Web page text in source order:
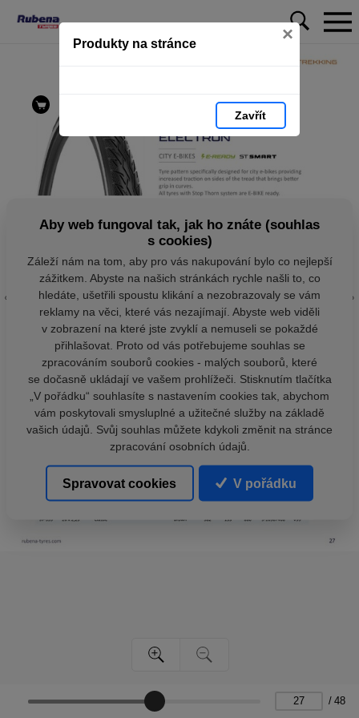
Produkty na stránce ×
Zavřít
/ 48
Aby web fungoval tak, jak ho znáte (souhlas
s cookies)
Záleží nám na tom, aby pro vás nakupování bylo co nejlepší
zážitkem. Abyste na našich stránkách rychle našli to, co
hledáte, ušetřili spoustu klikání a nezobrazovaly se vám
reklamy na věci, které vás nezajímají. Abyste web viděli
v zobrazení na které jste zvyklí a nemuseli se pokaždé
přihlašovat. Proto od vás potřebujeme souhlas se
zpracováním souborů cookies - malých souborů, které
se dočasně ukládají ve vašem prohlížeči. Stisknutím tlačítka
„V pořádku“ souhlasíte s nastavením cookies tak, abychom
vám poskytovali smysluplné a užitečné služby na základě
vašich údajů. Svůj souhlas můžete kdykoli změnit na stránce
zpracování osobních údajů.
Spravovat cookies V pořádku